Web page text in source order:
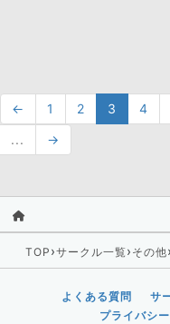
← 1 2 3 4
...
→
TOP ›サークル一覧› その他›
よくある質問 サ
プライバシ